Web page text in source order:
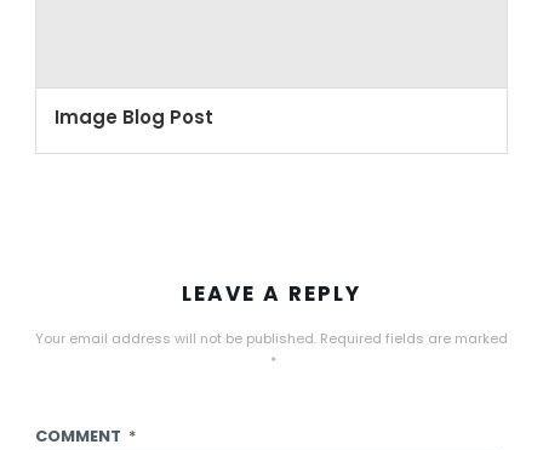
Image Blog Post
LEAVE A REPLY
Your email address will not be published. Required fields are marked
*
COMMENT *